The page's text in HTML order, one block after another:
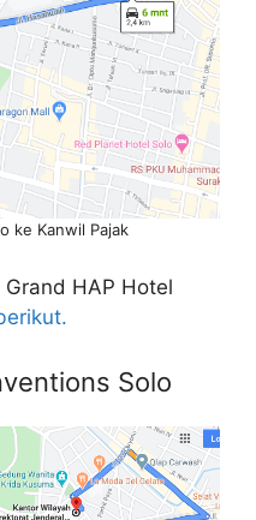
ke Kanwil Pajak
HAP Hotel
Solo